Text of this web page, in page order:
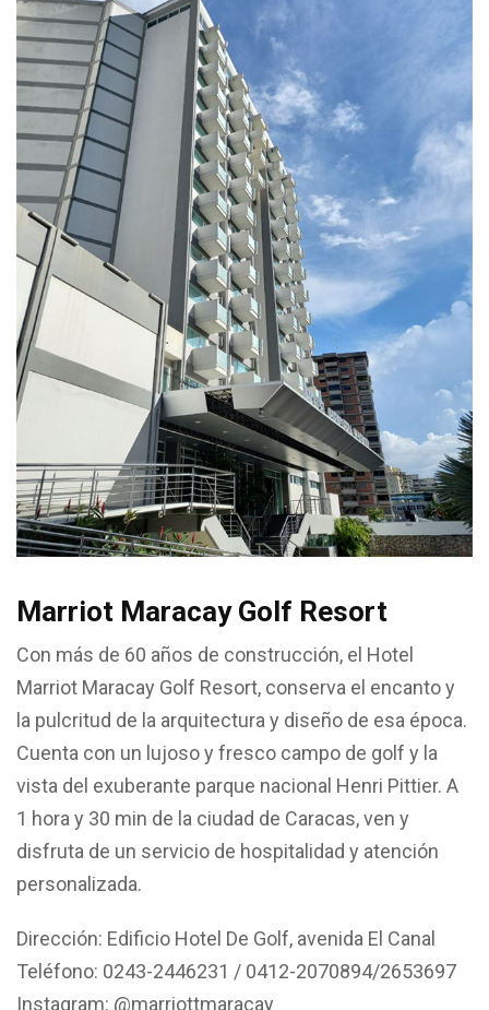
Marriot Maracay Golf Resort
Con más de 60 años de construcción, el Hotel
Marriot Maracay Golf Resort, conserva el encanto y
la pulcritud de la arquitectura y diseño de esa época.
Cuenta con un lujoso y fresco campo de golf y la
vista del exuberante parque nacional Henri Pittier. A
1 hora y 30 min de la ciudad de Caracas, ven y
disfruta de un servicio de hospitalidad y atención
personalizada.
Dirección: Edificio Hotel De Golf, avenida El Canal
Teléfono: 0243-2446231 / 0412-2070894/2653697
Instagram: @marriottmaracay